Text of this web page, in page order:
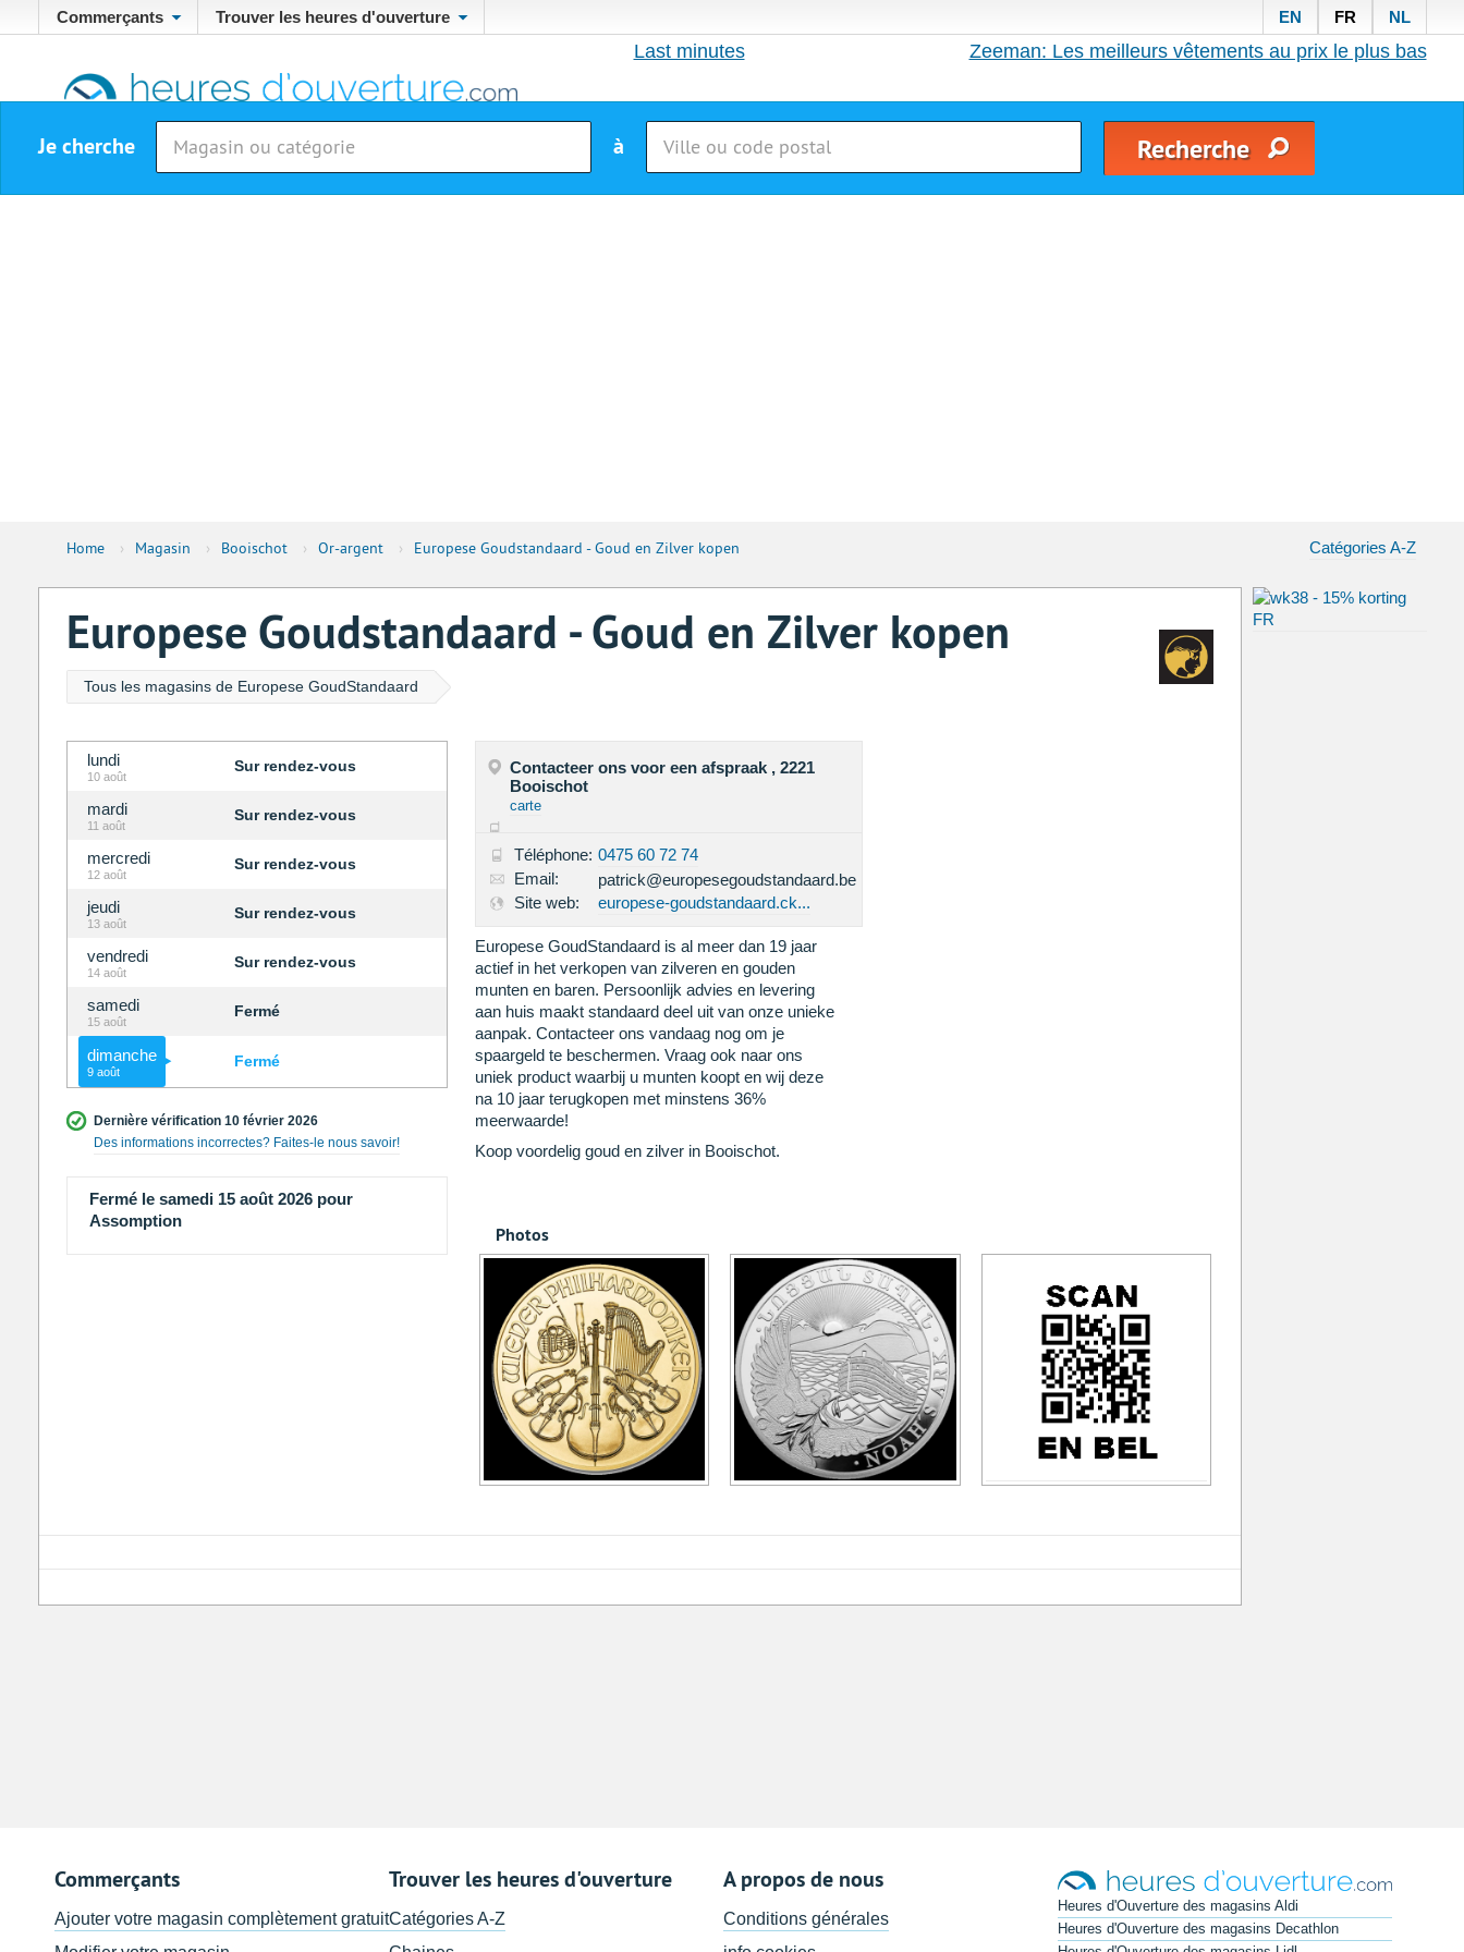
Commerçants Trouver les heures d'ouverture EN FR NL
Last minutes Zeeman: Les meilleurs vêtements au prix le plus bas
Je cherche à
Home › Magasin › Booischot › Or-argent › Europese Goudstandaard - Goud en Zilver kopen Catégories A-Z
Europese Goudstandaard - Goud en Zilver kopen
Tous les magasins de Europese GoudStandaard
lundi
10 août
Sur rendez-vous
mardi
11 août
Sur rendez-vous
mercredi
12 août
Sur rendez-vous
jeudi
13 août
Sur rendez-vous
vendredi
14 août
Sur rendez-vous
samedi
15 août
Fermé
dimanche
9 août
Fermé
Dernière vérification 10 février 2026
Des informations incorrectes? Faites-le nous savoir!
Fermé le samedi 15 août 2026 pour
Assomption
Contacteer ons voor een afspraak , 2221
Booischot
carte
Téléphone: 0475 60 72 74
Email:
patrick@europesegoudstandaard.be
Site web:
europese-goudstandaard.ck...
Europese GoudStandaard is al meer dan 19 jaar
actief in het verkopen van zilveren en gouden
munten en baren. Persoonlijk advies en levering
aan huis maakt standaard deel uit van onze unieke
aanpak. Contacteer ons vandaag nog om je
spaargeld te beschermen. Vraag ook naar ons
uniek product waarbij u munten koopt en wij deze
na 10 jaar terugkopen met minstens 36%
meerwaarde!
Koop voordelig goud en zilver in Booischot.
Photos
Commerçants
Ajouter votre magasin complètement gratuit
Trouver les heures d'ouverture
Catégories A-Z
A propos de nous
Conditions générales
Heures d'Ouverture des magasins Aldi
Heures d'Ouverture des magasins Decathlon